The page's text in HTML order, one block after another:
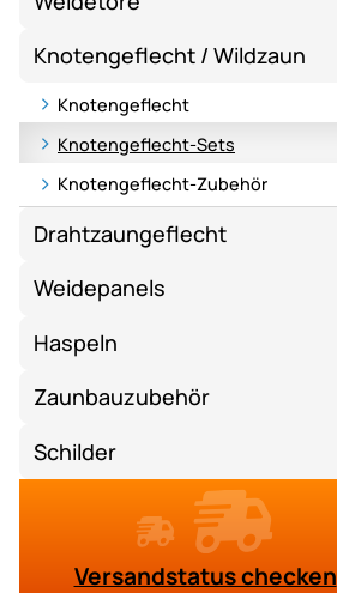
Knotengeflecht / Wildzaun
Knotengeflecht
Knotengeflecht-Sets
Knotengeflecht-Zubehör
Drahtzaungeflecht
Weidepanels
Haspeln
Zaunbauzubehör
Schilder
Versandstatus checken